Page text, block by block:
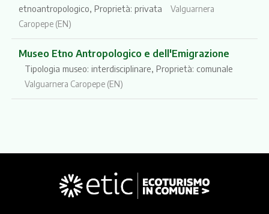
etnoantropologico, Proprietà: privata
Valguarnera
Caropepe (EN)
Museo Etno Antropologico e dell'Emigrazione
Tipologia museo: interdisciplinare, Proprietà: comunale
Valguarnera Caropepe (EN)